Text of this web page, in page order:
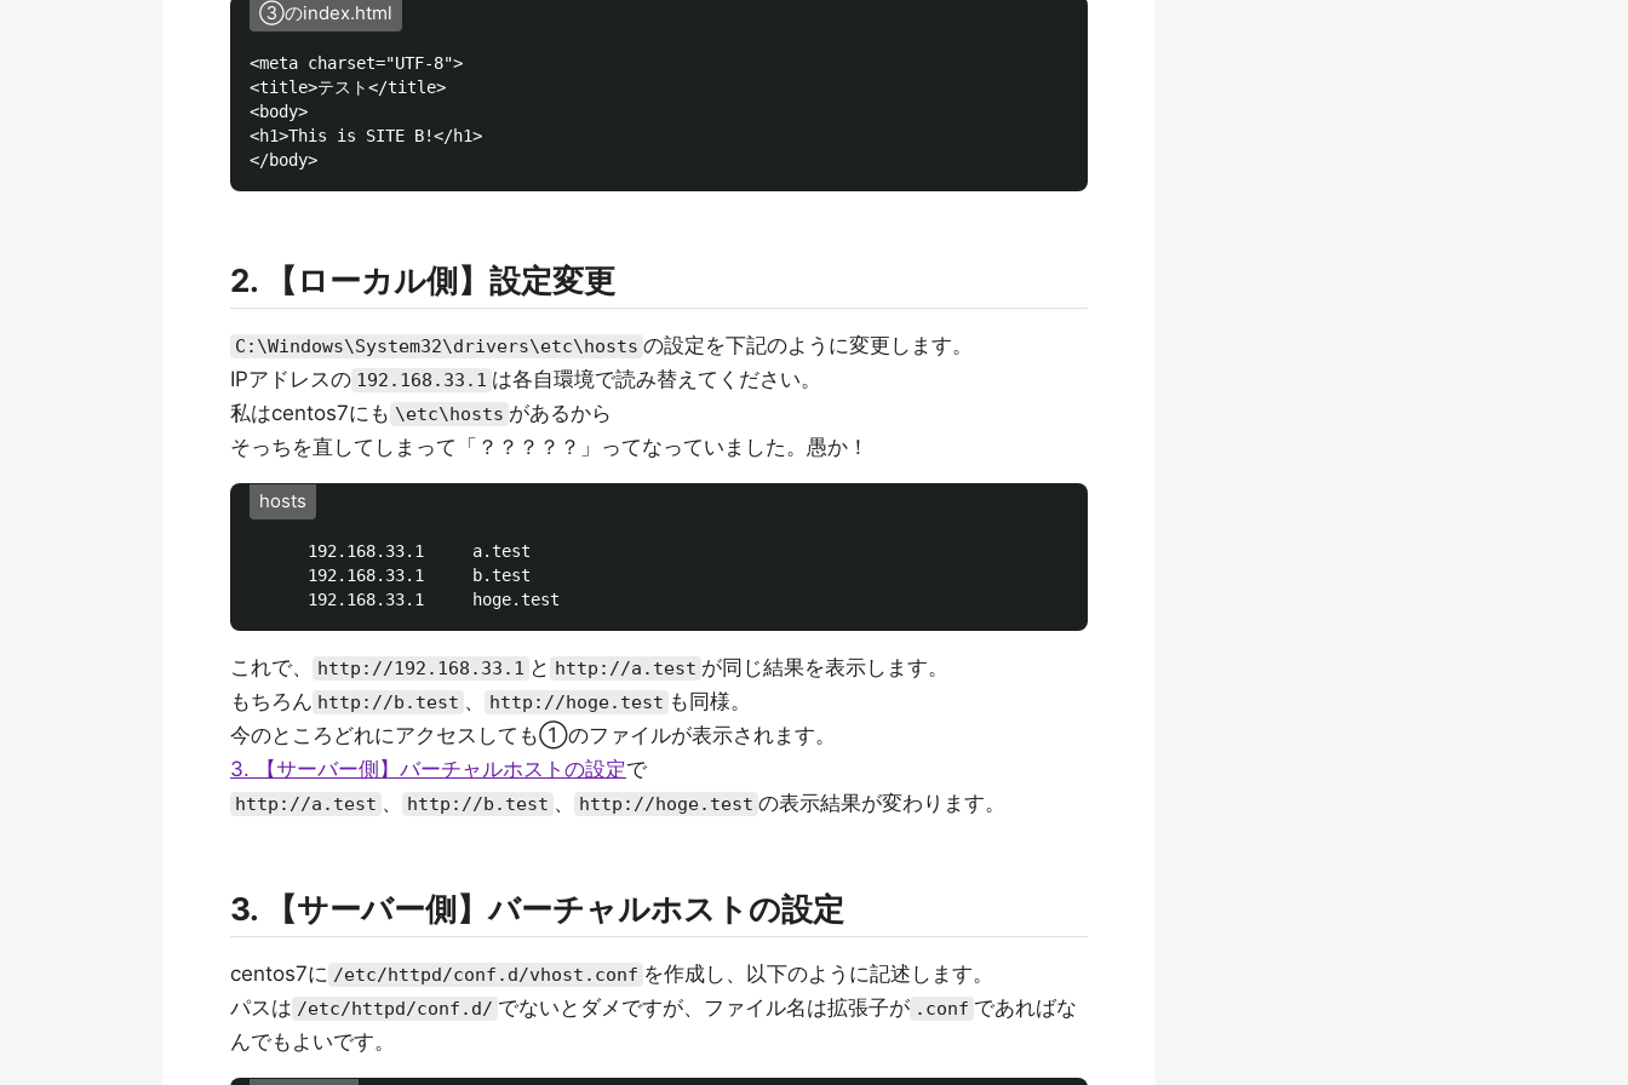
➂のindex.html
<meta charset="UTF-8">
<title>テスト</title>
<body>
<h1>This is SITE B!</h1>
2. 【ローカル側】設定変更
C:\Windows\System32\drivers\etc\hosts の設定を下記のように変更します。
IPアドレスの 192.168.33.1 は各自環境で読み替えてください。
私はcentos7にも \etc\hosts があるから
そっちを直してしまって「？？？？？」ってなっていました。愚か！
hosts
      192.168.33.1     a.test
      192.168.33.1     b.test
これで、 http://192.168.33.1 と http://a.test が同じ結果を表示します。
もちろん http://b.test 、 http://hoge.test も同様。
今のところどれにアクセスしても➀のファイルが表示されます。
3. 【サーバー側】バーチャルホストの設定で
http://a.test 、 http://b.test 、 http://hoge.test の表示結果が変わります。
3. 【サーバー側】バーチャルホストの設定
centos7に /etc/httpd/conf.d/vhost.conf を作成し、以下のように記述します。
パスは /etc/httpd/conf.d/ でないとダメですが、ファイル名は拡張子が .conf であればな
んでもよいです。